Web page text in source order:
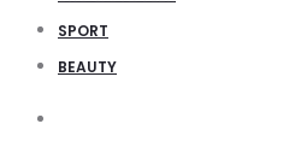
SPORT
BEAUTY